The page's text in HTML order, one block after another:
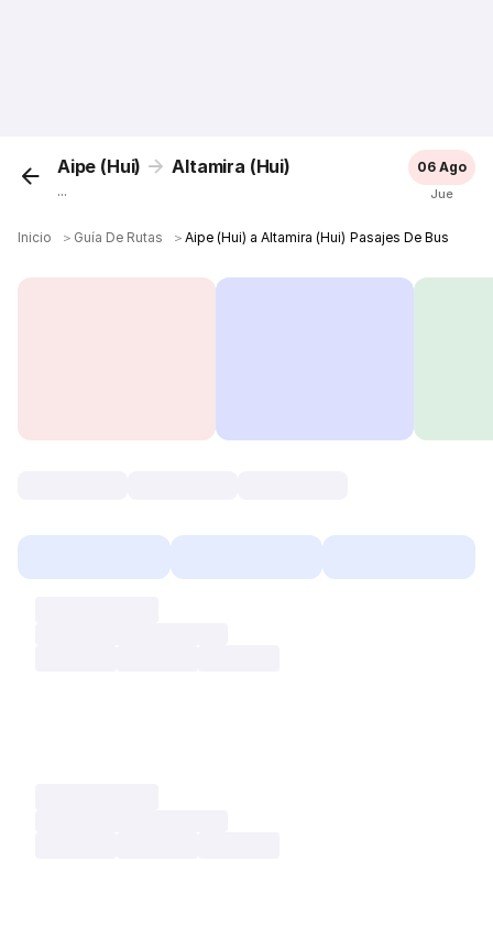
Aipe (Hui) Altamira (Hui)
...
06 Ago
Jue
Inicio ＞ Guía De Rutas ＞Aipe (Hui) a Altamira (Hui) Pasajes De Bus